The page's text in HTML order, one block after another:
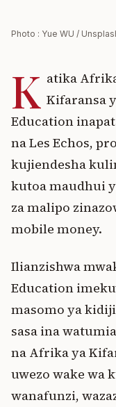
Photo : Yue WU /
K atika
Kifaransa
Education
na Les Echos,
kujiendesha
kutoa maudhui
za malipo
mobile money.
Ilianzishwa
Education
masomo ya
sasa ina
na Afrika ya
uwezo wake wa
wanafunzi,